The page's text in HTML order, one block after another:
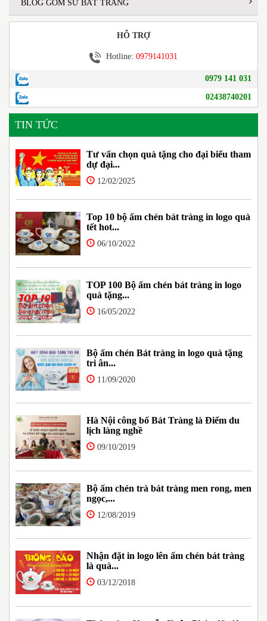
BLOG GỐM SỨ BÁT TRÀNG
HỖ TRỢ
Hotline: 0979141031
0979 141 031
02438740201
TIN TỨC
Tư vấn chọn quà tặng cho đại biểu tham
dự đại...
12/02/2025
Top 10 bộ ấm chén bát tràng in logo quà
tết hot...
06/10/2022
TOP 100 Bộ ấm chén bát tràng in logo
quà tặng...
16/05/2022
Bộ ấm chén Bát tràng in logo quà tặng
tri ân...
11/09/2020
Hà Nội công bố Bát Tràng là Điểm du
lịch làng nghề
09/10/2019
Bộ ấm chén trà bát tràng men rong, men
ngọc,...
12/08/2019
Nhận đặt in logo lên ấm chén bát tràng
là quà...
03/12/2018